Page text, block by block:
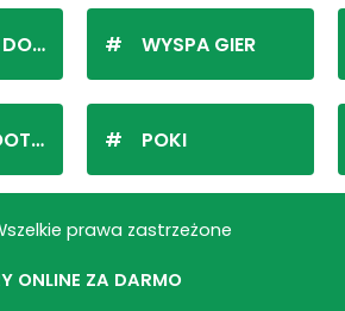
WYSPA GIER
POKI
prawa zastrzeżone
ONLINE ZA DARMO